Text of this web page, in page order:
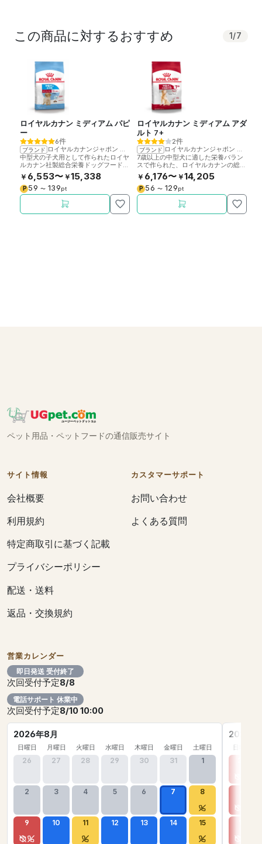
この商品に対するおすすめ 1 /7
ロイヤルカナン ミディアム パピ
ー
6件
ブランド ロイヤルカナンジャポン >
ロイヤルカナン
中型犬の子犬用として作られたロイヤ
ルカナン社製総合栄養ドッグフードで
す。
￥ 6,553〜 ￥15,338
P 59 〜 139pt
ロイヤルカナン ミディアム アダ
ルト 7+
2件
ブランド ロイヤルカナンジャポン >
7歳以上の中型犬に適した栄養バラン
スで作られた、ロイヤルカナンの総合
栄養ドッグフードです。
￥ 6,176〜 ￥14,205
P 56 〜 129pt
ペット用品・ペットフードの通信販売サイト
サイト情報
会社概要
利用規約
特定商取引に基づく記載
プライバシーポリシー
配送・送料
返品・交換規約
カスタマーサポート
お問い合わせ
よくある質問
営業カレンダー
即日発送 受付終了
次回受付予定8/8
電話サポート 休業中
次回受付予定8/10 10:00
2026年8月
日曜日 月曜日 火曜日 水曜日 木曜日 金曜日 土曜日
26 27 28 29 30 31 1
2 3 4 5 6 7 8
9 10 11 12 13 14 15
2026年
日曜日